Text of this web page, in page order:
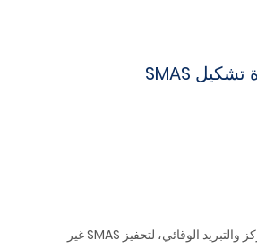
التآزر بين VDFU بدون مركز والتبريد الوقائي، لتحفيز SMAS غير